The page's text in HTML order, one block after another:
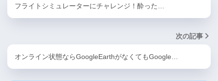
フライトシミュレーターにチャレンジ！酔った…
次の記事
オンライン状態ならGoogleEarthがなくてもGoogle…